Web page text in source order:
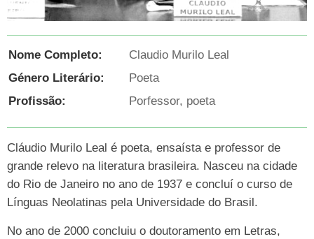
Nome Completo:
Claudio Murilo Leal
Género Literário:
Poeta
Profissão:
Porfessor, poeta
Cláudio Murilo Leal é poeta, ensaísta e professor de
grande relevo na literatura brasileira. Nasceu na cidade
do Rio de Janeiro no ano de 1937 e concluí o curso de
Línguas Neolatinas pela Universidade do Brasil.
No ano de 2000 concluiu o doutoramento em Letras,